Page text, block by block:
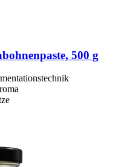
500 g